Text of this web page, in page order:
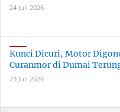
24 Juli 2026
Kunci Dicuri, Motor
Curanmor di Dumai
23 Juli 2026